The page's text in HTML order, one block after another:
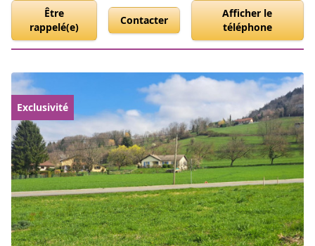
Être
rappelé(e)
Contacter
Afficher le
téléphone
Exclusivité